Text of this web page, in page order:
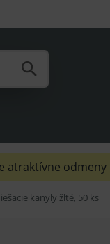
atraktívne
kanyly žlté, 50 ks